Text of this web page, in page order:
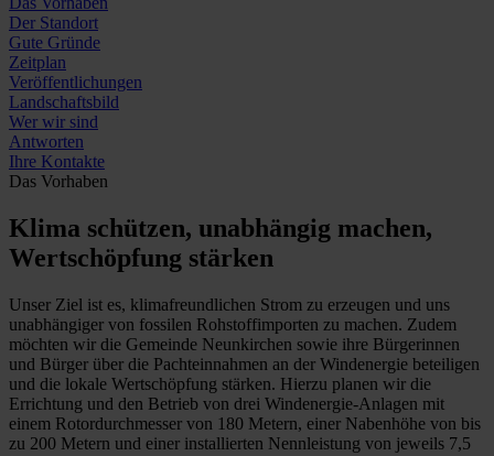
Der Standort
Gute Gründe
Zeitplan
Veröffentlichungen
Landschaftsbild
Wer wir sind
Antworten
Ihre Kontakte
Das Vorhaben
Klima schützen, unabhängig machen,
Wertschöpfung stärken
Unser Ziel ist es, klimafreundlichen Strom zu erzeugen und uns
unabhängiger von fossilen Rohstoffimporten zu machen. Zudem
möchten wir die Gemeinde Neunkirchen sowie ihre Bürgerinnen
und Bürger über die Pachteinnahmen an der Windenergie beteiligen
und die lokale Wertschöpfung stärken. Hierzu planen wir die
Errichtung und den Betrieb von drei Windenergie-Anlagen mit
einem Rotordurchmesser von 180 Metern, einer Nabenhöhe von bis
zu 200 Metern und einer installierten Nennleistung von jeweils 7,5